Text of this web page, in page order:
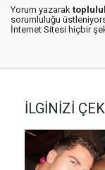
Yorum yazarak
sorumluluğu
İnternet Sitesi hiçbir